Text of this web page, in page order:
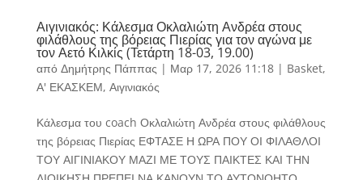
Αιγινιακός: Κάλεσμα Οκλαλιώτη Ανδρέα στους
φιλάθλους της βόρειας Πιερίας για τον αγώνα με
τον Αετό Κιλκίς (Τετάρτη 18-03, 19.00)
από Δημήτρης Πάππας | Μαρ 17, 2026 11:18| Basket,
Α' ΕΚΑΣΚΕΜ, Αιγινιακός
Κάλεσμα του coach Οκλαλιώτη Ανδρέα στους φιλάθλους
της βόρειας Πιερίας ΕΦΤΑΣΕ Η ΩΡΑ ΠΟΥ ΟΙ ΦΙΛΑΘΛΟΙ
ΤΟΥ ΑΙΓΙΝΙΑΚΟΥ ΜΑΖΙ ΜΕ ΤΟΥΣ ΠΑΙΚΤΕΣ ΚΑΙ ΤΗΝ